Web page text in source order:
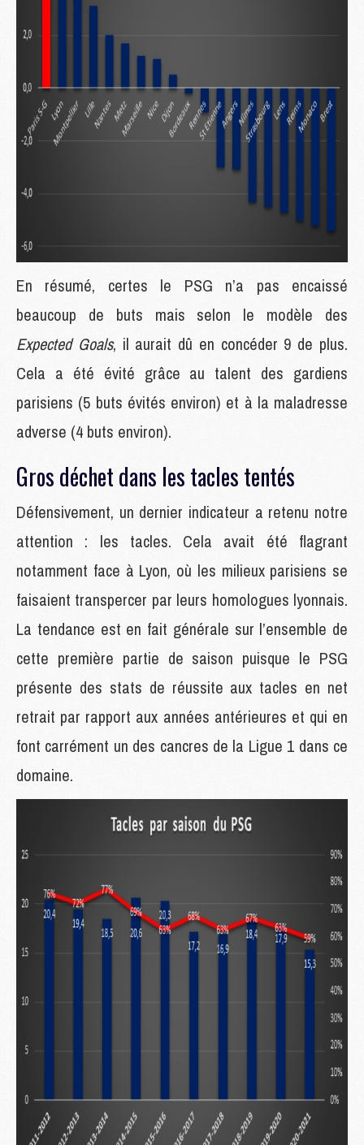
En résumé, certes le PSG n’a pas encaissé
beaucoup de buts mais selon le modèle des
Expected Goals, il aurait dû en concéder 9 de plus.
Cela a été évité grâce au talent des gardiens
parisiens (5 buts évités environ) et à la maladresse
adverse (4 buts environ).
Gros déchet dans les tacles tentés
Défensivement, un dernier indicateur a retenu notre
attention : les tacles. Cela avait été flagrant
notamment face à Lyon, où les milieux parisiens se
faisaient transpercer par leurs homologues lyonnais.
La tendance est en fait générale sur l’ensemble de
cette première partie de saison puisque le PSG
présente des stats de réussite aux tacles en net
retrait par rapport aux années antérieures et qui en
font carrément un des cancres de la Ligue 1 dans ce
domaine.